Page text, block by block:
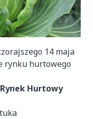
14 maja
rynku hurtowego
Hurtowy